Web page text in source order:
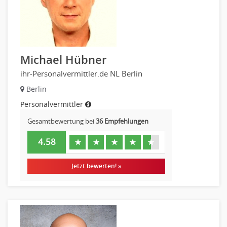
Kreditanalyse
Banken, Finanzdienstleister und Versicherungen Leitung,
Teamleitung
Mergers & Acquisitions
Privatkundengeschäft
Mathematik, Produkt, Statistik
Versicherung: Sachbearbeitung
Zahlungsverkehr
Erwachsenenbildung
Erzieher
Kindergarten, KiTa, Vorschule
Universität, Fachhochschule
Unterricht: Grundschule
Michael Hübner
ihr-Personalvermittler.de NL Berlin
Berlin
Personalvermittler
Gesamtbewertung bei36 Empfehlungen
4.58 ★ ★ ★ ★ ★
Jetzt bewerten! »